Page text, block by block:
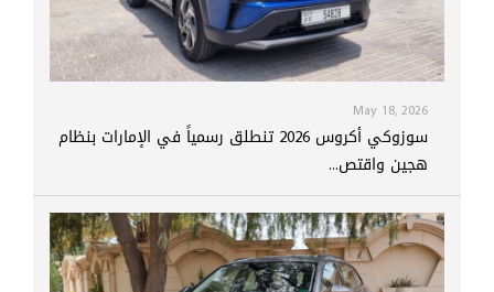
May 18, 2026
سوزوكي أكروس 2026 تنطلق رسمياً في الإمارات بنظام
هجين واقتص...